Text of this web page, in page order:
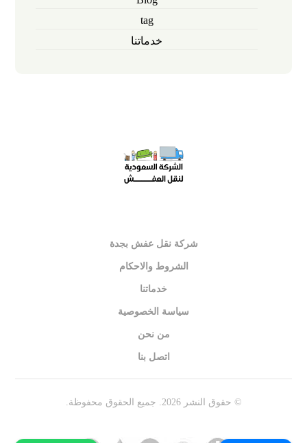
tag
خدماتنا
شركة نقل عفش بجدة
الشروط والاحكام
خدماتنا
سياسة الخصوصية
من نحن
اتصل بنا
© حقوق النشر 2026. جميع الحقوق محفوظة.